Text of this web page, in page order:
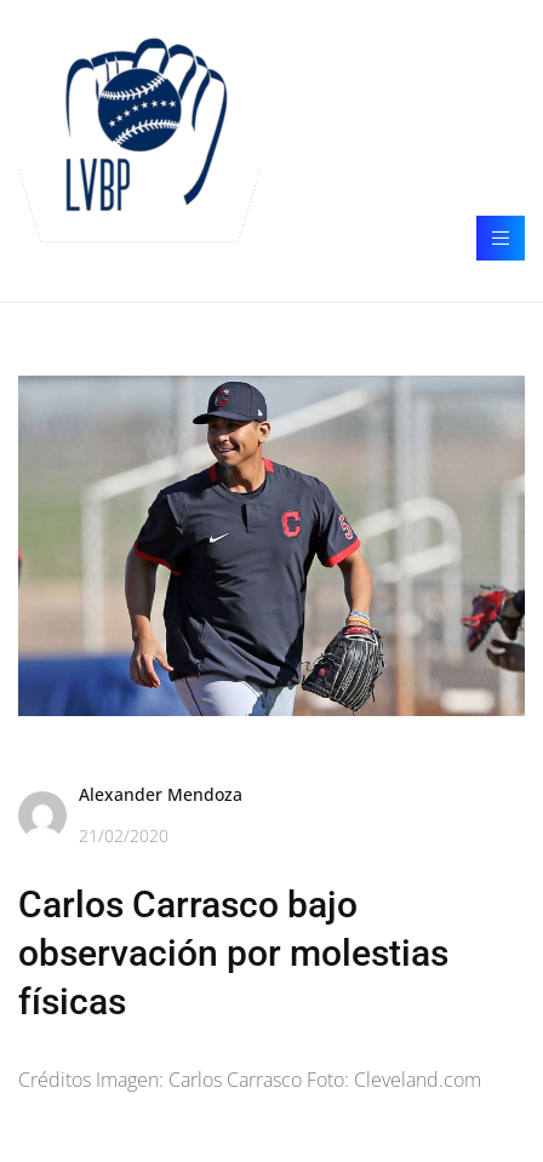
Alexander Mendoza
21/02/2020
Carlos Carrasco bajo
observación por molestias
físicas
Créditos Imagen: Carlos Carrasco Foto: Cleveland.com